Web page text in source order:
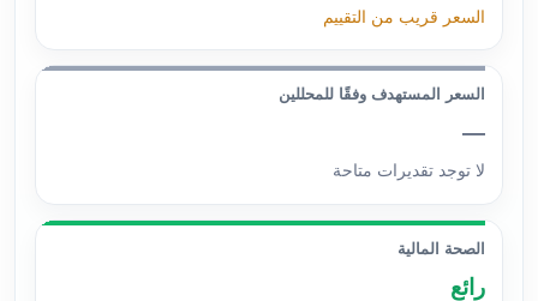
السعر قريب من التقييم
السعر المستهدف وفقًا للمحللين
—
لا توجد تقديرات متاحة
الصحة المالية
رائع